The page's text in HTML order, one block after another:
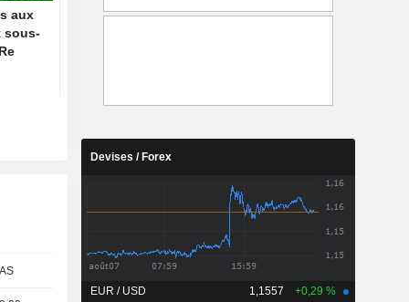
aux
sous-
AS
Devises / Forex
EUR / USD 1,1557 +0,29 %